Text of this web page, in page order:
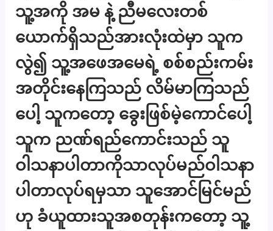
သူ့အကို အမ နဲ့ ညီမလေးတစ်
ယောက်ရှိသည်အားလုံးထဲမှာ သူက
လွဲ၍ သူ့အဖေအမေရဲ့ စစ်စည်းကမ်း
အတိုင်းနေကြသည် လိမ်မာကြသည်
ပေါ့ သူကတော့ ခွေးဖြစ်မဲ့ကောင်ပေါ့
သူက ညဏ်ရည်ကောင်းသည် သူ
ဝါသနာပါတာကိုသာလုပ်မည်ဝါသနာ
ပါတာလုပ်ရမှသာ သူအောင်မြင်မည်
ဟု ခံယူထားသူအစတုန်းကတော့ သူ့